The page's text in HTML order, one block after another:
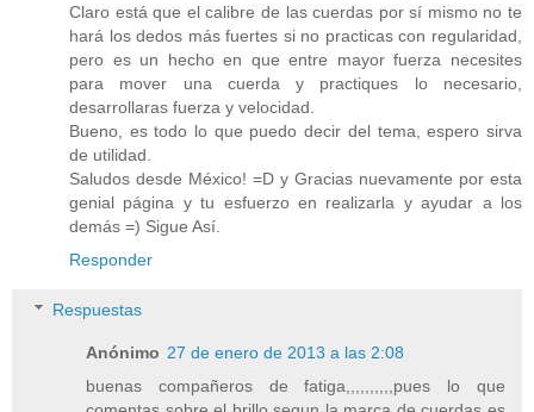
Claro está que el calibre de las cuerdas por sí mismo no te
hará los dedos más fuertes si no practicas con regularidad,
pero es un hecho en que entre mayor fuerza necesites
para mover una cuerda y practiques lo necesario,
desarrollaras fuerza y velocidad.
Bueno, es todo lo que puedo decir del tema, espero sirva
de utilidad.
Saludos desde México! =D y Gracias nuevamente por esta
genial página y tu esfuerzo en realizarla y ayudar a los
demás =) Sigue Así.
Responder
Respuestas
Anónimo 27 de enero de 2013 a las 2:08
buenas compañeros de fatiga,,,,,,,,,,pues lo que